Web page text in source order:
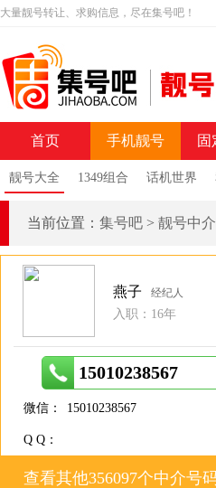
大量靓号转让、求购信息，尽在集号吧！
首页 手机靓号
靓号大全 1349组合 话机世界
固
当前位置： 集号吧 > 靓号中介
燕子 经纪人
入职：16年
15010238567
微信： 15010238567
Q Q：
查看其他356097个中介号